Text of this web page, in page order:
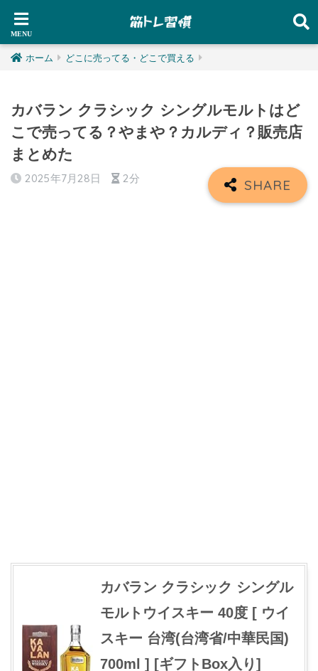
ホーム どこに売ってる・どこで買える
カバラン クラシック シングルモルトはど
こで売ってる？やまや？カルディ？販売店
まとめた
2025年7月28日 2分
カバラン クラシック シングル
モルトウイスキー 40度 [ ウイ
スキー 台湾(台湾省/中華民国)
700ml ] [ギフトBox入り]